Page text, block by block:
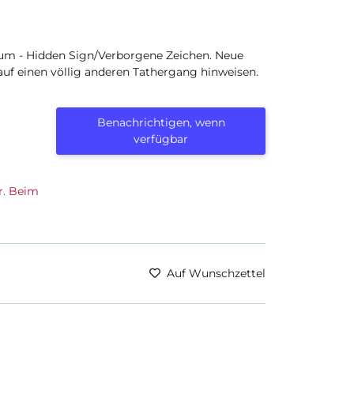
- Hidden Sign/Verborgene Zeichen. Neue
einen völlig anderen Tathergang hinweisen.
Beim
Benachrichtigen, wenn
verfügbar
Auf Wunschzettel